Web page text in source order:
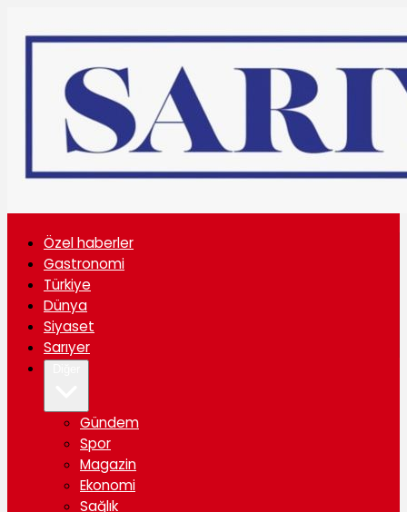
Özel haberler
Gastronomi
Türkiye
Dünya
Siyaset
Sarıyer
Gündem
Spor
Magazin
Ekonomi
Sağlık